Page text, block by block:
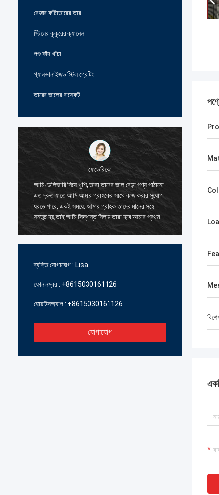
রেজার কাঁটাতারের তার
স্টিলের কুকুরের ক্যানেল
পশু ফাঁদ খাঁচা
গ্যালভানাইজড স্টিল গ্রেটিং
তারের জালের বাস্কেট
ফেডেরিকো
আমি ডেলিভারি নিয়ে খুশি, তারা তারের জাল বেড়া পণ্য পাঠানো
এত দ্রুত যাতে আমি আমার গ্রাহকের সাথে কাজ করার সুযোগ
ধরতে পারে, একই সময়ে. আমার গ্রাহক তাদের মানের সঙ্গে
সন্তুষ্ট হয়,তাই আমি সিদ্ধান্ত নিলাম তারা হবে আমার প্রথম
সরবরাহকারী জন্য তারের জাল বেড়া পণ্য.
এবং
ব্যক্তি যোগাযোগ : Lisa
ফোন নম্বর : +8615030161126
হোয়াটসঅ্যাপ : +8615030161126
যোগাযোগ